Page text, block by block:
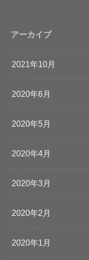
アーカイブ
2021年10月
2020年6月
2020年5月
2020年4月
2020年3月
2020年2月
2020年1月